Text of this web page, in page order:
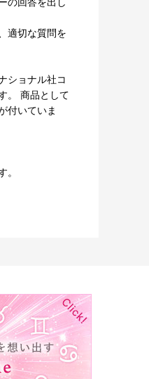
適切な質問を
ショナル社コ
。 商品として
付いていま
。